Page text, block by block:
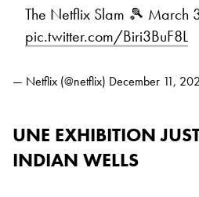
The Netflix Slam 🎾 March
pic.twitter.com/Biri3BuF8L
— Netflix (@netflix) December 11,
UNE EXHIBITION
INDIAN WELLS